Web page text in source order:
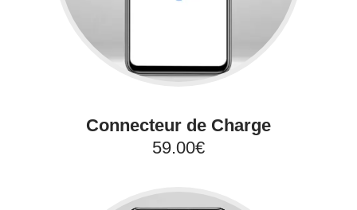
Connecteur de Charge
59.00€